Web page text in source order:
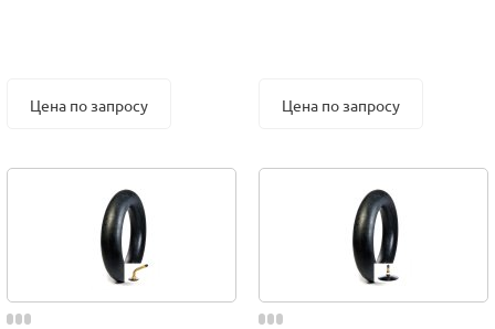
Цена по запросу Цена по запросу